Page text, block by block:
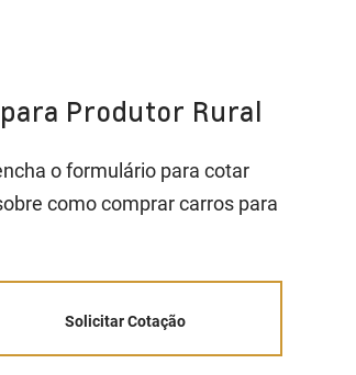
Produtor Rural
o formulário para cotar
como comprar carros para
Solicitar Cotação